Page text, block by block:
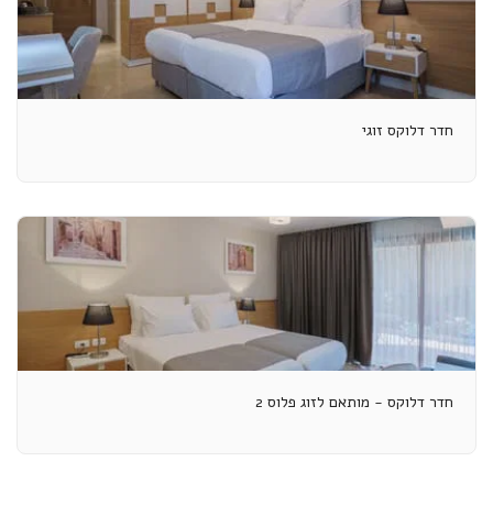
חדר דלוקס זוגי
חדר דלוקס - מותאם לזוג פלוס 2